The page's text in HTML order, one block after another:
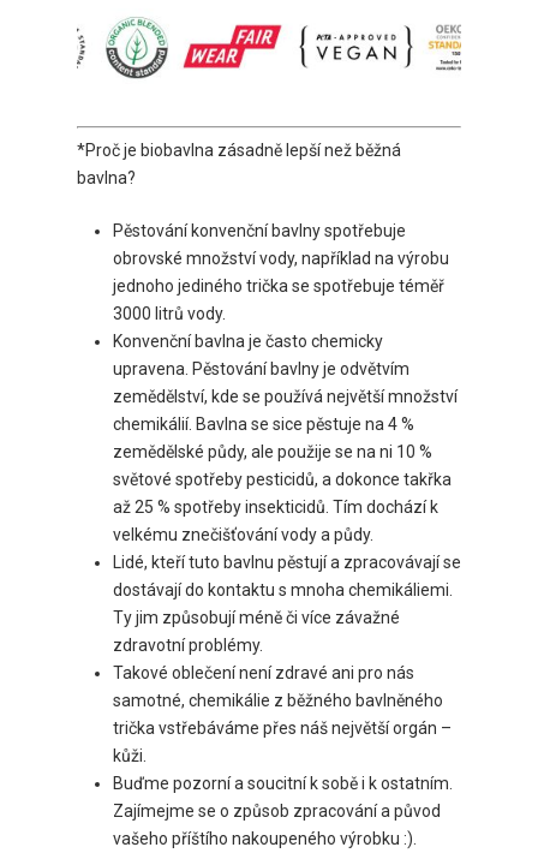
*Proč je biobavlna zásadně lepší než běžná
bavlna?
Pěstování konvenční bavlny spotřebuje
obrovské množství vody, například na výrobu
jednoho jediného trička se spotřebuje téměř
3000 litrů vody.
Konvenční bavlna je často chemicky
upravena. Pěstování bavlny je odvětvím
zemědělství, kde se používá největší množství
chemikálií. Bavlna se sice pěstuje na 4 %
zemědělské půdy, ale použije se na ni 10 %
světové spotřeby pesticidů, a dokonce takřka
až 25 % spotřeby insekticidů. Tím dochází k
velkému znečišťování vody a půdy.
Lidé, kteří tuto bavlnu pěstují a zpracovávají se
dostávají do kontaktu s mnoha chemikáliemi.
Ty jim způsobují méně či více závažné
zdravotní problémy.
Takové oblečení není zdravé ani pro nás
samotné, chemikálie z běžného bavlněného
trička vstřebáváme přes náš největší orgán –
kůži.
Buďme pozorní a soucitní k sobě i k ostatním.
Zajímejme se o způsob zpracování a původ
vašeho příštího nakoupeného výrobku :).